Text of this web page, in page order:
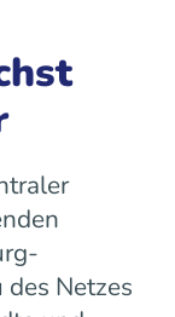
Netzes